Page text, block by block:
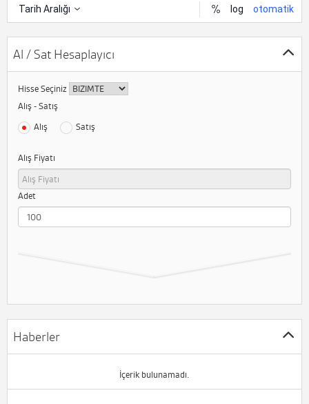
Al / Sat Hesaplayıcı
Hisse Seçiniz
Alış - Satış
Alış
Satış
Alış Fiyatı
Adet
Haberler
İçerik bulunamadı.